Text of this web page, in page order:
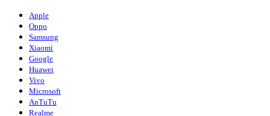
Apple
Oppo
Samsung
Xiaomi
Google
Huawei
Vivo
Microsoft
AnTuTu
Realme